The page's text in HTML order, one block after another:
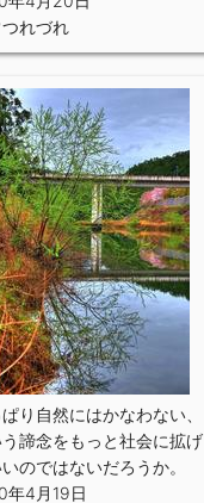
つれづれ
り自然にはかなわない、
う諦念をもっと社会に拡げ
のではないだろうか。
年4月19日